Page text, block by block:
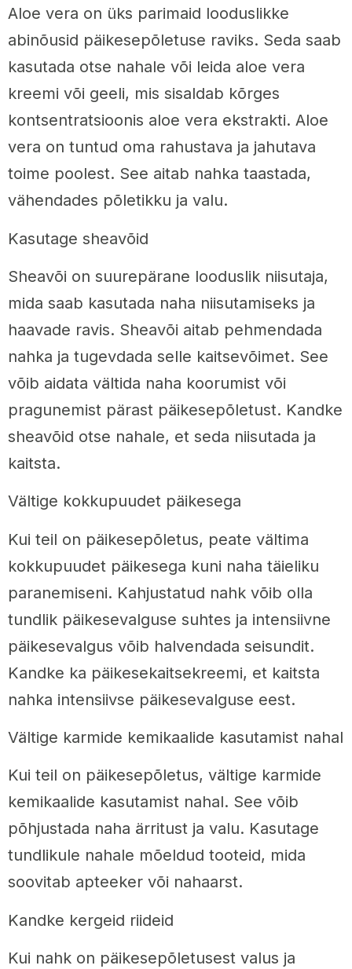
Aloe vera on üks parimaid looduslikke
abinõusid päikesepõletuse raviks. Seda saab
kasutada otse nahale või leida aloe vera
kreemi või geeli, mis sisaldab kõrges
kontsentratsioonis aloe vera ekstrakti. Aloe
vera on tuntud oma rahustava ja jahutava
toime poolest. See aitab nahka taastada,
vähendades põletikku ja valu.
Kasutage sheavõid
Sheavõi on suurepärane looduslik niisutaja,
mida saab kasutada naha niisutamiseks ja
haavade ravis. Sheavõi aitab pehmendada
nahka ja tugevdada selle kaitsevõimet. See
võib aidata vältida naha koorumist või
pragunemist pärast päikesepõletust. Kandke
sheavõid otse nahale, et seda niisutada ja
kaitsta.
Vältige kokkupuudet päikesega
Kui teil on päikesepõletus, peate vältima
kokkupuudet päikesega kuni naha täieliku
paranemiseni. Kahjustatud nahk võib olla
tundlik päikesevalguse suhtes ja intensiivne
päikesevalgus võib halvendada seisundit.
Kandke ka päikesekaitsekreemi, et kaitsta
nahka intensiivse päikesevalguse eest.
Vältige karmide kemikaalide kasutamist nahal
Kui teil on päikesepõletus, vältige karmide
kemikaalide kasutamist nahal. See võib
põhjustada naha ärritust ja valu. Kasutage
tundlikule nahale mõeldud tooteid, mida
soovitab apteeker või nahaarst.
Kandke kergeid riideid
Kui nahk on päikesepõletusest valus ja